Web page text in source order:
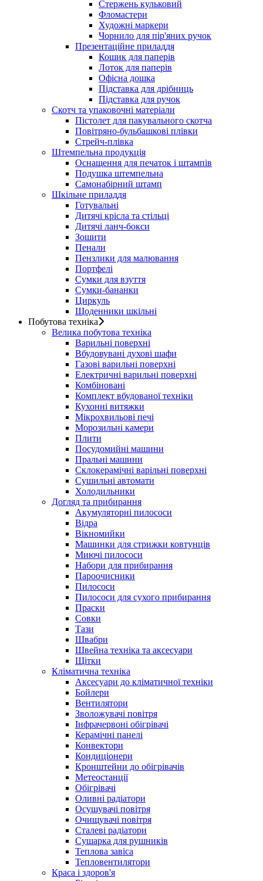
Стержень кульковий
Фломастери
Художні маркери
Чорнило для пір'яних ручок
Презентаційне приладдя
Кошик для паперів
Лоток для паперів
Офісна дошка
Підставка для дрібниць
Підставка для ручок
Скотч та упаковочні матеріали
Пістолет для пакувального скотча
Повітряно-бульбашкові плівки
Стрейч-плівка
Штемпельна продукція
Оснащення для печаток і штампів
Подушка штемпельна
Самонабірний штамп
Шкільне приладдя
Готувальні
Дитячі крісла та стільці
Дитячі ланч-бокси
Зошити
Пенали
Пензлики для малювання
Портфелі
Сумки для взуття
Сумки-бананки
Циркуль
Щоденники шкільні
Побутова техніка
Велика побутова техніка
Варильні поверхні
Вбудовувані духові шафи
Газові варильні поверхні
Електричні варильні поверхні
Комбіновані
Комплект вбудованої техніки
Кухонні витяжки
Мікрохвильові печі
Морозильні камери
Плити
Посудомийні машини
Пральні машини
Склокерамічні варільні поверхні
Сушильні автомати
Холодильники
Догляд та прибирання
Акумуляторні пилососи
Відра
Вікномийки
Машинки для стрижки ковтунців
Миючі пилососи
Набори для прибирання
Пароочисники
Пилососи
Пилососи для сухого прибирання
Праски
Совки
Тази
Швабри
Швейна техніка та аксесуари
Щітки
Кліматична техніка
Аксесуари до кліматичної техніки
Бойлери
Вентилятори
Зволожувачі повітря
Інфрачервоні обігрівачі
Керамічні панелі
Конвектори
Кондиціонери
Кронштейни до обігрівачів
Метеостанції
Обігрівачі
Оливні радіатори
Осушувачі повітря
Очищувачі повітря
Сталеві радіатори
Сушарка для рушників
Теплова завіса
Тепловентилятори
Краса і здоров'я